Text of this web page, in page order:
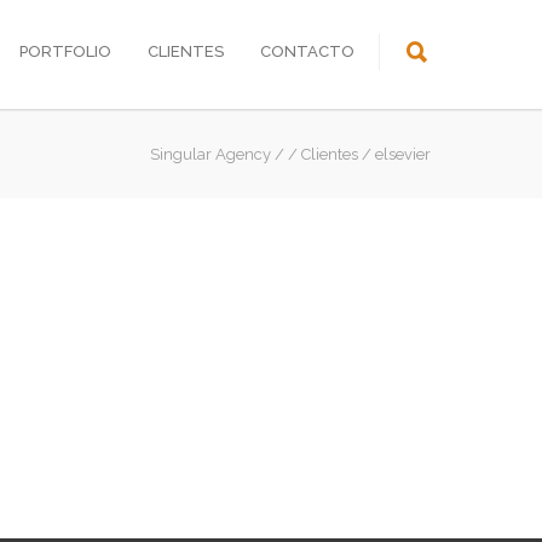
PORTFOLIO CLIENTES CONTACTO
Singular Agency / / Clientes / elsevier